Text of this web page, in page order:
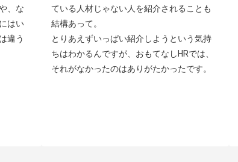
、な
はい
違う
ている人材じゃない人を紹介されることも
結構あって。
とりあえずいっぱい紹介しようという気持
ちはわかるんですが、おもてなしHRでは、
それがなかったのはありがたかったです。